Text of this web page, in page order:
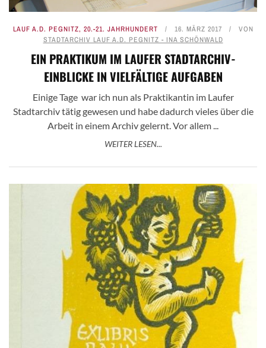
LAUF A.D. PEGNITZ, 20.-21. JAHRHUNDERT 16. MÄRZ 2017
VON
STADTARCHIV LAUF A.D. PEGNITZ - INA SCHÖNWALD
EIN PRAKTIKUM IM LAUFER STADTARCHIV-
EINBLICKE IN VIELFÄLTIGE AUFGABEN
Einige Tage war ich nun als Praktikantin im Laufer
Stadtarchiv tätig gewesen und habe dadurch vieles über die
Arbeit in einem Archiv gelernt. Vor allem ...
WEITER LESEN...